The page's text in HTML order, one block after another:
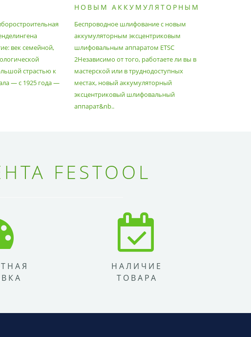
век семейной,
страстью к
— с 1925 года —
НОВЫМ АККУМУЛЯТОРНЫМ
АППАРАТОМ ETSC2
Беспроводное шлифование с новым
аккумуляторным эксцентриковым
шлифовальным аппаратом ETSC
2Независимо от того, работаете ли вы в
мастерской или в труднодоступных
местах, новый аккумуляторный
эксцентриковый шлифовальный
аппарат&nb..
FESTOOL
НАЛИЧИЕ
ТОВАРА